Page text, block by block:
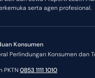
serta agen profesional.
Konsumen
Perlindungan Konsumen dan
PKTN0853 1111 1010